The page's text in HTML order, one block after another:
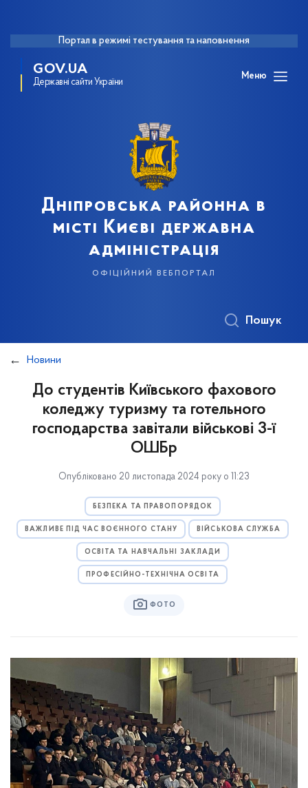
Портал в режимі тестування та наповнення
GOV.UA
Державні сайти України
Меню
Дніпровська районна в
місті Києві державна
адміністрація
офіційний вебпортал
Пошук
Новини
До студентів Київського фахового
коледжу туризму та готельного
господарства завітали військові 3-ї
ОШБр
Опубліковано 20 листопада 2024 року о 11:23
БЕЗПЕКА ТА ПРАВОПОРЯДОК
ВАЖЛИВЕ ПІД ЧАС ВОЄННОГО СТАНУ ВІЙСЬКОВА СЛУЖБА
ОСВІТА ТА НАВЧАЛЬНІ ЗАКЛАДИ
ПРОФЕСІЙНО-ТЕХНІЧНА ОСВІТА
ФОТО